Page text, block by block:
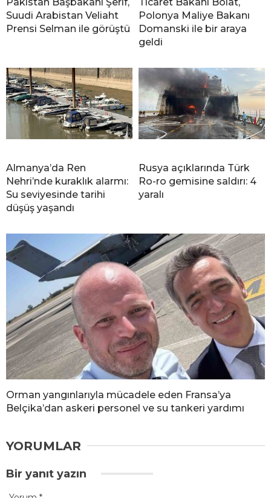
Suudi Arabistan Veliaht
Prensi Selman ile görüştü
Polonya Maliye Bakanı
Domanski ile bir araya
geldi
Almanya’da Ren
Nehri’nde kuraklık alarmı:
Su seviyesinde tarihi
düşüş yaşandı
Rusya açıklarında Türk
Ro-ro gemisine saldırı: 4
yaralı
Orman yangınlarıyla mücadele eden Fransa’ya
Belçika’dan askeri personel ve su tankeri yardımı
YORUMLAR
Bir yanıt yazın